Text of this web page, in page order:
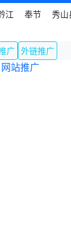
江 奉节 秀山
广 外链推广
网站推广